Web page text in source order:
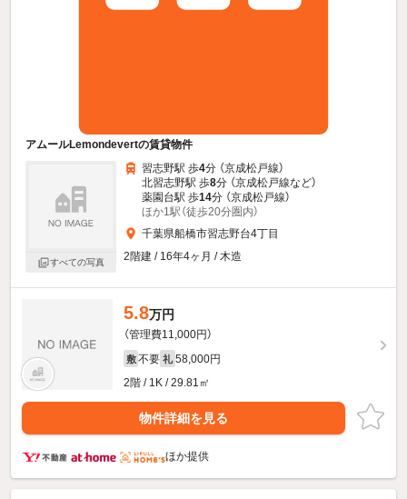
アムールLemondevertの賃貸物件
すべての写真
習志野駅 歩4分 （京成松戸線）
北習志野駅 歩8分 （京成松戸線など）
薬園台駅 歩14分 （京成松戸線）
ほか1駅（徒歩20分圏内）
千葉県船橋市習志野台4丁目
2階建 / 16年4ヶ月 / 木造
5.8万円
（管理費11,000円）
敷 不要 礼 58,000円
2階 / 1K / 29.81㎡
物件詳細を見る
ほか提供